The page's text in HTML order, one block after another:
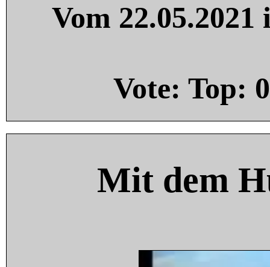
Vom
Vote: Top: 0
Mit dem